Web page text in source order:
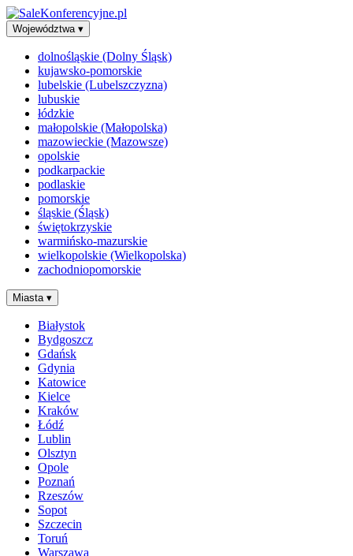
Województwa ▾
dolnośląskie (Dolny Śląsk)
kujawsko-pomorskie
lubelskie (Lubelszczyzna)
lubuskie
łódzkie
małopolskie (Małopolska)
mazowieckie (Mazowsze)
opolskie
podkarpackie
podlaskie
pomorskie
śląskie (Śląsk)
świętokrzyskie
warmińsko-mazurskie
wielkopolskie (Wielkopolska)
zachodniopomorskie
Miasta ▾
Białystok
Bydgoszcz
Gdańsk
Gdynia
Katowice
Kielce
Kraków
Łódź
Lublin
Olsztyn
Opole
Poznań
Rzeszów
Sopot
Szczecin
Toruń
Warszawa